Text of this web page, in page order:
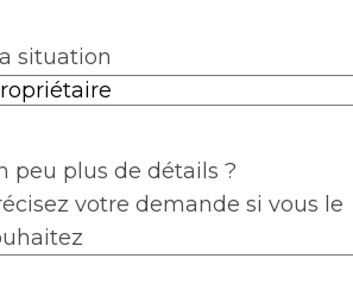
situation
peu plus de détails ?
votre demande si vous le